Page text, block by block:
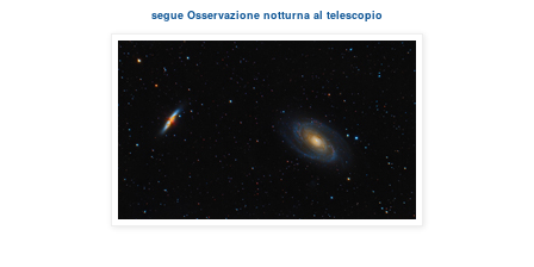
segue Osservazione notturna al telescopio